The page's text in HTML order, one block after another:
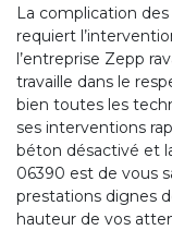
La complication
requiert
l’entreprise Zepp
travaille dans le
bien toutes les
ses interventions
béton désactivé et
06390 est de vous
prestations dignes
hauteur de vos